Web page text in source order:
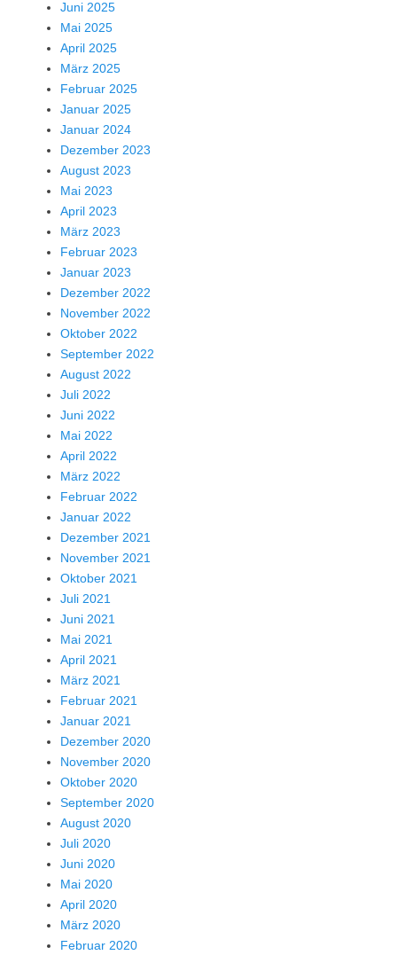
Juni 2025
Mai 2025
April 2025
März 2025
Februar 2025
Januar 2025
Januar 2024
Dezember 2023
August 2023
Mai 2023
April 2023
März 2023
Februar 2023
Januar 2023
Dezember 2022
November 2022
Oktober 2022
September 2022
August 2022
Juli 2022
Juni 2022
Mai 2022
April 2022
März 2022
Februar 2022
Januar 2022
Dezember 2021
November 2021
Oktober 2021
Juli 2021
Juni 2021
Mai 2021
April 2021
März 2021
Februar 2021
Januar 2021
Dezember 2020
November 2020
Oktober 2020
September 2020
August 2020
Juli 2020
Juni 2020
Mai 2020
April 2020
März 2020
Februar 2020